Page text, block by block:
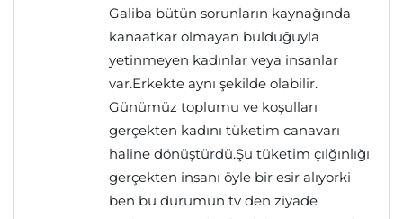
Galiba bütün sorunların kaynağında
kanaatkar olmayan bulduğuyla
yetinmeyen kadınlar veya insanlar
var.Erkekte aynı şekilde olabilir.
Günümüz toplumu ve koşulları
gerçekten kadını tüketim canavarı
haline dönüştürdü.Şu tüketim çılğınlığı
gerçekten insanı öyle bir esir alıyorki
ben bu durumun tv den ziyade